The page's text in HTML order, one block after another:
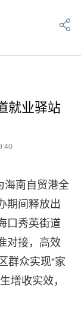
就业驿站
海南自贸港全
期间释放出
口秀英街道
对接，高效
群众实现“家
增收实效，